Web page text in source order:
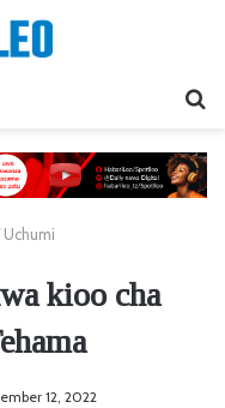
Uchumi
kioo cha
12, 2022